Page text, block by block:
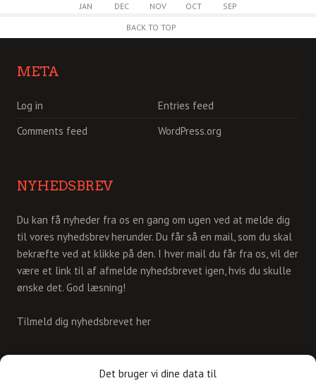
Det bruger vi dine data til
JAN DEC NOV OCT
SEP
BACK TO TOP
META
Log in
Entries feed
Comments feed
WordPress.org
NYHEDSBREV
Du kan få nyheder fra os en gang om ugen ved at melde dig
til vores nyhedsbrev herunder. Du får så en mail, som du skal
bekræfte ved at klikke på den. I hver mail du får fra os, vil der
være et link til af afmelde nyhedsbrevet igen, hvis du skulle
ønske det. God læsning!
Tilmeld dig nyhedsbrevet her